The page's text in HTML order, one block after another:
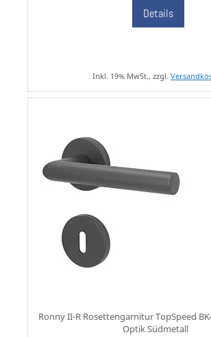
Details
Inkl. 19% MwSt., zzgl.
Ronny II-R Rosettengarnitur TopSpeed
Optik Südmetall